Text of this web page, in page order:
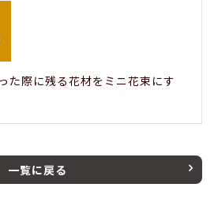
た際に残る花材をミニ花束にす
一覧に戻る